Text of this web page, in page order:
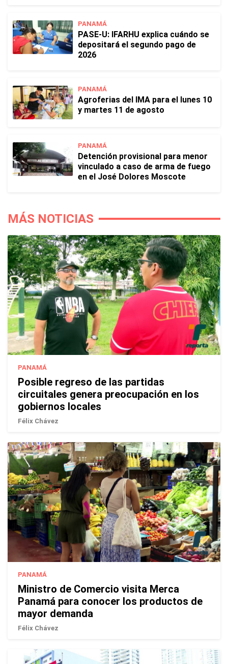
PANAMÁ
PASE-U: IFARHU explica cuándo se
depositará el segundo pago de
2026
PANAMÁ
Agroferias del IMA para el lunes 10
y martes 11 de agosto
PANAMÁ
Detención provisional para menor
vinculado a caso de arma de fuego
en el José Dolores Moscote
MÁS NOTICIAS
PANAMÁ
Posible regreso de las partidas
circuitales genera preocupación en los
gobiernos locales
Félix Chávez
PANAMÁ
Ministro de Comercio visita Merca
Panamá para conocer los productos de
mayor demanda
Félix Chávez